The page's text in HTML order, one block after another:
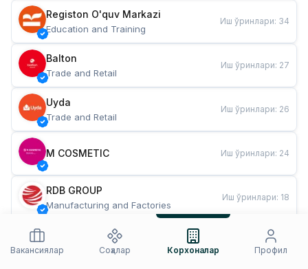
Registon O'quv Markazi
Education and Training
Иш ўринлари: 34
Balton
Trade and Retail
Иш ўринлари: 27
Uyda
Trade and Retail
Иш ўринлари: 26
M COSMETIC Иш ўринлари: 24
RDB GROUP
Manufacturing and Factories
Иш ўринлари: 18
Restaurants and Fast Food
Иш ўринлари
Вакансиялар
Соҳалар Корхоналар Профил